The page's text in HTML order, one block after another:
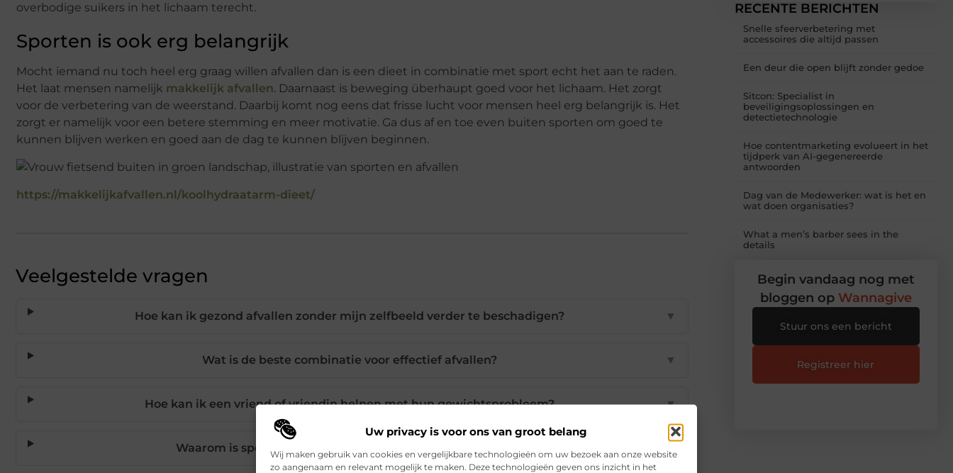
Uw privacy is voor ons van groot belang
Wij maken gebruik van cookies en vergelijkbare technologieën om uw bezoek aan onze website
zo aangenaam en relevant mogelijk te maken. Deze technologieën geven ons inzicht in het
overbodige suikers in het lichaam terecht.
Sporten is ook erg belangrijk
Mocht iemand nu toch heel erg graag willen afvallen dan is een dieet in combinatie met sport echt het aan te raden.
Het laat mensen namelijk makkelijk afvallen. Daarnaast is beweging überhaupt goed voor het lichaam. Het zorgt
voor de verbetering van de weerstand. Daarbij komt nog eens dat frisse lucht voor mensen heel erg belangrijk is. Het
zorgt er namelijk voor een betere stemming en meer motivatie. Ga dus af en toe even buiten sporten om goed te
kunnen blijven werken en goed aan de dag te kunnen blijven beginnen.
https://makkelijkafvallen.nl/koolhydraatarm-dieet/
Veelgestelde vragen
Hoe kan ik gezond afvallen zonder mijn zelfbeeld verder te beschadigen? ▼
Wat is de beste combinatie voor effectief afvallen? ▼
Hoe kan ik een vriend of vriendin helpen met hun gewichtsprobleem? ▼
Waarom is sporten buiten beter dan alleen binnen trainen? ▼
RECENTE BERICHTEN
Snelle sfeerverbetering met
accessoires die altijd passen
Een deur die open blijft zonder gedoe
Sitcon: Specialist in
beveiligingsoplossingen en
detectietechnologie
Hoe contentmarketing evolueert in het
tijdperk van AI-gegenereerde
antwoorden
Dag van de Medewerker: wat is het en
wat doen organisaties?
What a men’s barber sees in the
details
Begin vandaag nog met
bloggen op Wannagive
Stuur ons een bericht
Registreer hier